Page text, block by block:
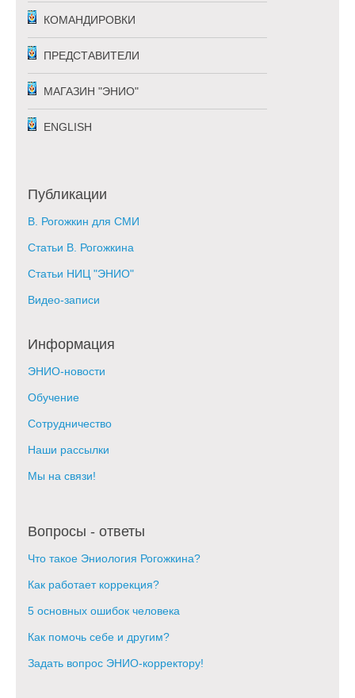
КОМАНДИРОВКИ
ПРЕДСТАВИТЕЛИ
МАГАЗИН "ЭНИО"
ENGLISH
Публикации
В. Рогожкин для СМИ
Статьи В. Рогожкина
Статьи НИЦ "ЭНИО"
Видео-записи
Информация
ЭНИО-новости
Обучение
Сотрудничество
Наши рассылки
Мы на связи!
Вопросы - ответы
Что такое Эниология Рогожкина?
Как работает коррекция?
5 основных ошибок человека
Как помочь себе и другим?
Задать вопрос ЭНИО-корректору!